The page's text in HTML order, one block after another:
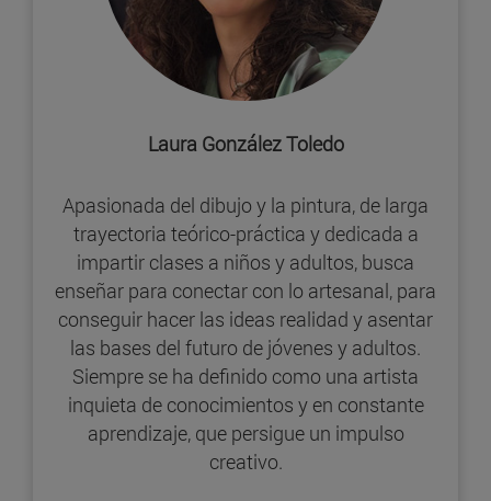
Laura González Toledo
Apasionada del dibujo y la pintura, de larga
trayectoria teórico-práctica y dedicada a
impartir clases a niños y adultos, busca
enseñar para conectar con lo artesanal, para
conseguir hacer las ideas realidad y asentar
las bases del futuro de jóvenes y adultos.
Siempre se ha definido como una artista
inquieta de conocimientos y en constante
aprendizaje, que persigue un impulso
creativo.